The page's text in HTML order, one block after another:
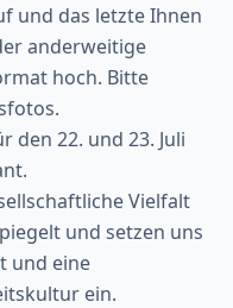
und das letzte Ihnen
anderweitige
hoch. Bitte
den 22. und 23. Juli
Vielfalt
und setzen uns
und eine
ein.